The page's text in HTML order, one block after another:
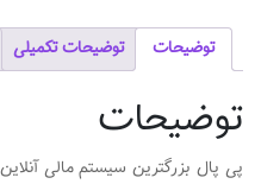
شده
-
اکانت
paypal
عدد
توضیحات توضیحات تکمیلی
توضیحات
پی پال بزرگترین سیستم مالی